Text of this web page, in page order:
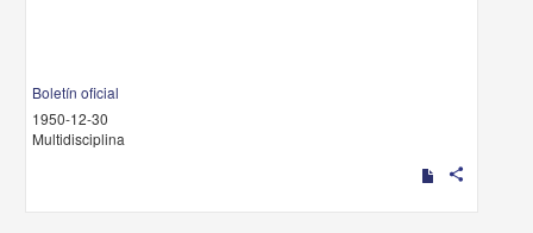
Boletín oficial
1950-12-30
Multidisciplina
share